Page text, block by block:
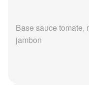
Base sauce tomate,
jambon